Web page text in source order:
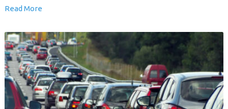
Read More